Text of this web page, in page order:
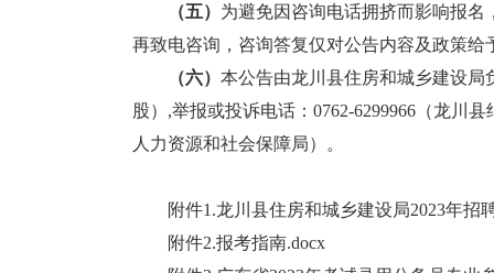
（五） 为避免因咨询电话拥挤而影响报
再致电咨询，咨询答复仅对公告内容及政策
（六） 本公告由龙川县住房和城乡建设局
股） ,举报或投诉电话：0762-6299966 （龙川
人力资源和社会保障局）。
附件1.龙川县住房和城乡建设局2023年招
附件2.报考指南.docx